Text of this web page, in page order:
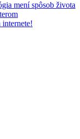
mení spôsob života
internete!